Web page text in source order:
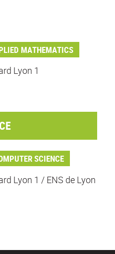
MATHEMATICS
Lyon 1
SCIENCE
Lyon 1 / ENS de Lyon